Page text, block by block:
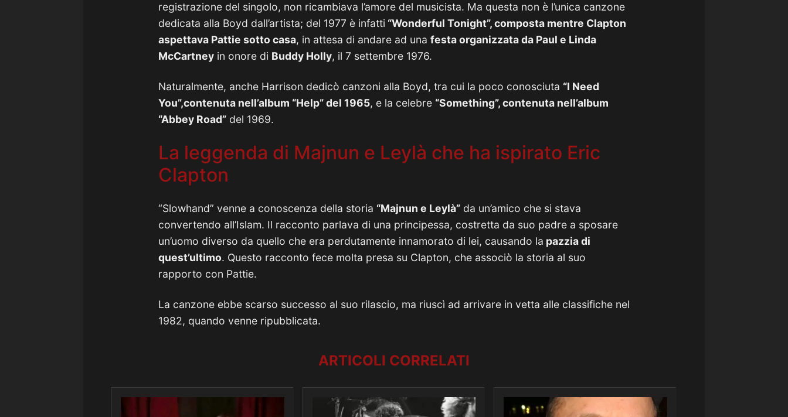
registrazione del singolo, non ricambiava l’amore del musicista. Ma questa non è l’unica canzone
dedicata alla Boyd dall’artista; del 1977 è infatti “Wonderful Tonight”, composta mentre Clapton
aspettava Pattie sotto casa, in attesa di andare ad una festa organizzata da Paul e Linda
McCartney in onore di Buddy Holly, il 7 settembre 1976.
Naturalmente, anche Harrison dedicò canzoni alla Boyd, tra cui la poco conosciuta “I Need
You”,contenuta nell’album “Help” del 1965, e la celebre “Something”, contenuta nell’album
“Abbey Road” del 1969.
La leggenda di Majnun e Leylà che ha ispirato Eric
Clapton
“Slowhand” venne a conoscenza della storia “Majnun e Leylà” da un’amico che si stava
convertendo all’Islam. Il racconto parlava di una principessa, costretta da suo padre a sposare
un’uomo diverso da quello che era perdutamente innamorato di lei, causando la pazzia di
quest’ultimo. Questo racconto fece molta presa su Clapton, che associò la storia al suo
rapporto con Pattie.
La canzone ebbe scarso successo al suo rilascio, ma riuscì ad arrivare in vetta alle classifiche nel
1982, quando venne ripubblicata.
ARTICOLI CORRELATI